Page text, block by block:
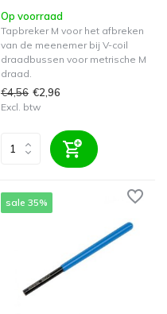
Op voorraad
Tapbreker M voor het afbreken
van de meenemer bij V-coil
draadbussen voor metrische M
draad.
€4,56 €2,96
Excl. btw
sale 35%